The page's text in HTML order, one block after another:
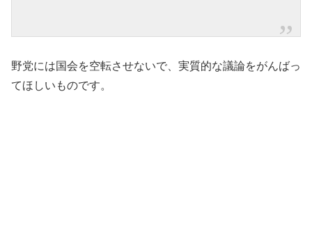
野党には国会を空転させないで、実質的な議論をがんばっ
てほしいものです。